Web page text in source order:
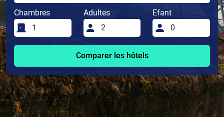
Chambres Adultes Efant
Comparer les hôtels